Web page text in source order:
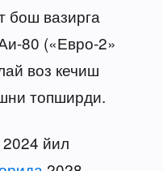
бош вазирга
80 («Евро-2»
воз кечиш
топширди.
2024 йил